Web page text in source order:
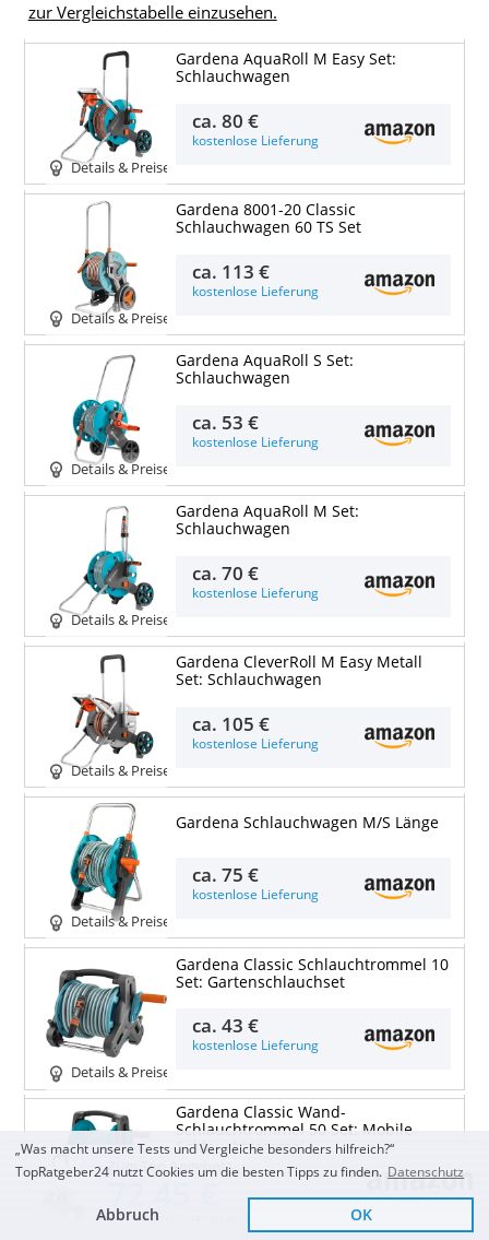
Zum Top Angebot
KOSTENLOSE LIEFERUNG
zur Vergleichstabelle einzusehen.
Details & Preise
Gardena AquaRoll M Easy Set:
Schlauchwagen
ca.80 €
kostenlose Lieferung
Details & Preise
Gardena 8001-20 Classic
Schlauchwagen 60 TS Set
ca. 113 €
kostenlose Lieferung
Details & Preise
Gardena AquaRoll S Set:
Schlauchwagen
ca. 53 €
kostenlose Lieferung
Details & Preise
Gardena AquaRoll M Set:
Schlauchwagen
ca.70 €
kostenlose Lieferung
Details & Preise
Gardena CleverRoll M Easy Metall
Set: Schlauchwagen
ca. 105 €
kostenlose Lieferung
Details & Preise
Gardena Schlauchwagen M/S Länge
ca.75 €
kostenlose Lieferung
Details & Preise
Gardena Classic Schlauchtrommel 10
Set: Gartenschlauchset
ca.43 €
kostenlose Lieferung
Details & Preise
Gardena Classic Wand-
Schlauchtrommel 50 Set: Mobile
Schlauchtrommel
„Was macht unsere Tests und Vergleiche besonders hilfreich?“
TopRatgeber24 nutzt Cookies um die besten Tipps zu finden. Datenschutz
Abbruch OK